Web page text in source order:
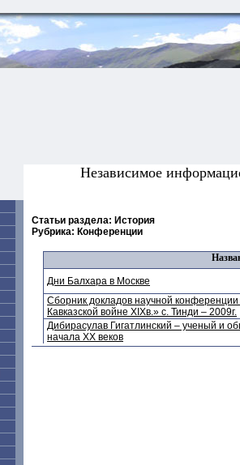
Независимое
Статьи раздела: История
Рубрика: Конференции
Дни Балхара в Москве
Сборник докладов научной
Кавказской войне XIXв.» с. Тинди – 2009г.
Дибирасулав Гигатлинский – ученый и
начала XX веков